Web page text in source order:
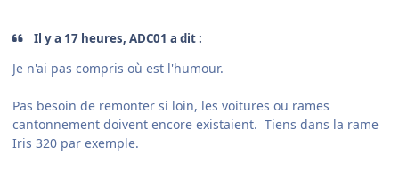
Il y a 17 heures, ADC01 a dit :
Je n'ai pas compris où est l'humour.
Pas besoin de remonter si loin, les voitures ou rames
cantonnement doivent encore existaient. Tiens dans la rame
Iris 320 par exemple.